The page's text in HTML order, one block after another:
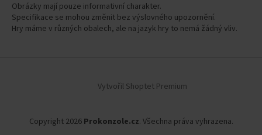
Obrázky mají pouze informativní charakter.
Specifikace se mohou změnit bez výslovného upozornění.
Hry máme v různých obalech, ale na jazyk hry to nemá žádný vliv.
Vytvořil Shoptet Premium
Copyright 2026 Prokonzole.cz. Všechna práva vyhrazena.